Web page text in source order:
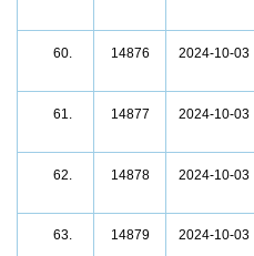
60. 14876 2024-10-03
61. 14877 2024-10-03
62. 14878 2024-10-03
63. 14879 2024-10-03